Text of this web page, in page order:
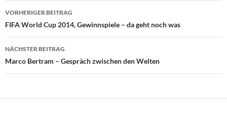
Beitragsnavigation
VORHERIGER BEITRAG
FIFA World Cup 2014, Gewinnspiele – da geht noch was
NÄCHSTER BEITRAG
Marco Bertram – Gespräch zwischen den Welten